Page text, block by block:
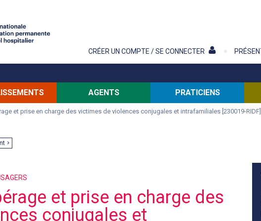
CRÉER UN COMPTE / SE CONNECTER
AGENTS PRATICIENS
et prise en charge des victimes de violences conjugales et intrafamiliales [230019-RIDF]
et prise en charge des
conjugales et